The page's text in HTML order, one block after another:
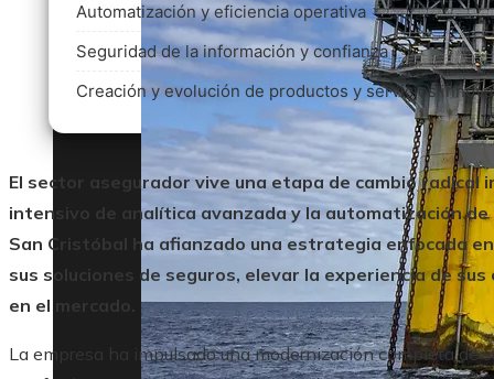
Automatización y eficiencia operativa
Seguridad de la información y confianza
Creación y evolución de productos y servicios
El sector asegurador vive una etapa de cambio radical
intensivo de analítica avanzada y la automatización
San Cristóbal ha afianzado una estrategia enfocada
sus soluciones de seguros, elevar la experiencia de
en el mercado.
La empresa ha impulsado una modernización completa de